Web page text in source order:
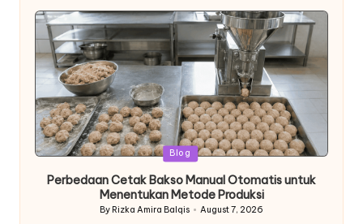
Posted
Blog
Perbedaan Cetak Bakso Manual Otomatis untuk
Menentukan Metode Produksi
Posted
By Rizka Amira Balqis August 7, 2026